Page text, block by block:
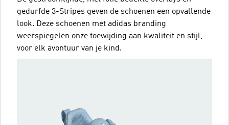
gedurfde 3-Stripes geven de schoenen een opvallende
look. Deze schoenen met adidas branding
weerspiegelen onze toewijding aan kwaliteit en stijl,
voor elk avontuur van je kind.